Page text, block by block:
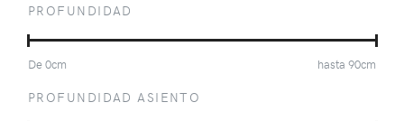
PROFUNDIDAD
De0cm hasta 90cm
PROFUNDIDAD ASIENTO